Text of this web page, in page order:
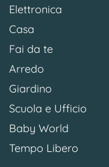
Elettronica
Casa
Fai da te
Arredo
Giardino
Scuola e Ufficio
Baby World
Tempo Libero